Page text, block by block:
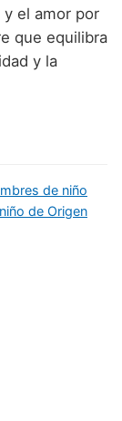
el amor por
que equilibra
y la
de niño
de Origen